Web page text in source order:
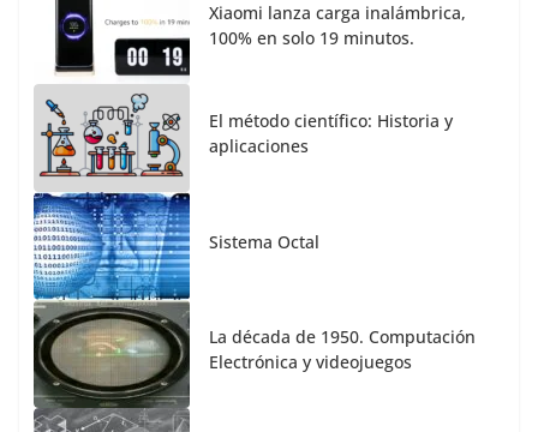
Xiaomi lanza carga inalámbrica,
100% en solo 19 minutos.
El método científico: Historia y
aplicaciones
Sistema Octal
La década de 1950. Computación
Electrónica y videojuegos